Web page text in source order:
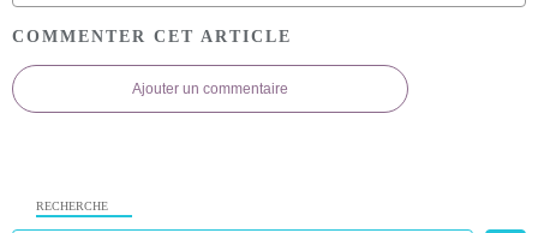
COMMENTER CET ARTICLE
Ajouter un commentaire
RECHERCHE